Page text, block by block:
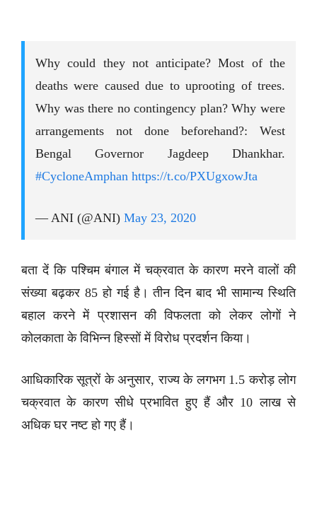
Why could they not anticipate? Most of the
deaths were caused due to uprooting of trees.
Why was there no contingency plan? Why were
arrangements not done beforehand?: West
Bengal Governor Jagdeep Dhankhar.
#CycloneAmphan https://t.co/PXUgxowJta
— ANI (@ANI) May 23, 2020
बता दें कि पश्चिम बंगाल में चक्रवात के कारण मरने वालों की
संख्या बढ़कर 85 हो गई है। तीन दिन बाद भी सामान्य स्थिति
बहाल करने में प्रशासन की विफलता को लेकर लोगों ने
कोलकाता के विभिन्न हिस्सों में विरोध प्रदर्शन किया।
आधिकारिक सूत्रों के अनुसार, राज्य के लगभग 1.5 करोड़ लोग
चक्रवात के कारण सीधे प्रभावित हुए हैं और 10 लाख से
अधिक घर नष्ट हो गए हैं।